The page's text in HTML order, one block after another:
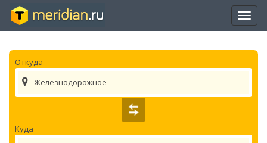
Откуда
Железнодорожное
Куда